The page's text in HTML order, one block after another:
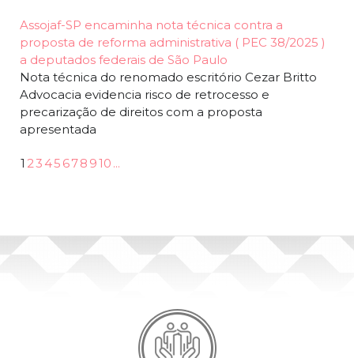
Assojaf-SP encaminha nota técnica contra a
proposta de reforma administrativa ( PEC 38/2025 )
a deputados federais de São Paulo
Nota técnica do renomado escritório Cezar Britto
Advocacia evidencia risco de retrocesso e
precarização de direitos com a proposta
apresentada
1 23 45 678 910 ...